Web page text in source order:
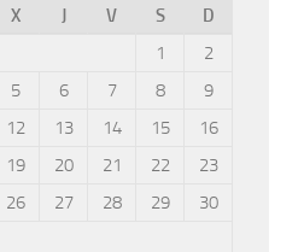
X J V S
D
1
2
5 6 7 8
9
12 13 14 15
16
19 20 21 22
23
26 27 28 29
30